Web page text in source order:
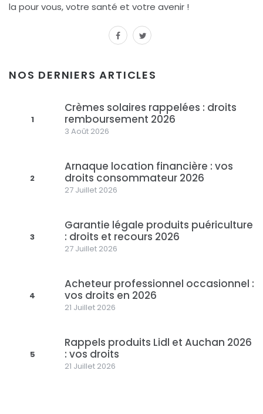
la pour vous, votre santé et votre avenir !
facebook
twitter
NOS DERNIERS ARTICLES
1
Crèmes solaires rappelées : droits
remboursement 2026
3 Août 2026
2
Arnaque location financière : vos
droits consommateur 2026
27 Juillet 2026
3
Garantie légale produits puériculture
: droits et recours 2026
27 Juillet 2026
4
Acheteur professionnel occasionnel :
vos droits en 2026
21 Juillet 2026
5
Rappels produits Lidl et Auchan 2026
: vos droits
21 Juillet 2026